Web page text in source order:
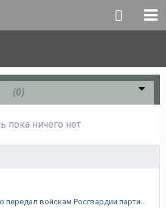
(0)
пока ничего нет
Ростех досрочно передал войскам Росгвардии партию командно-штабных машин Р-142НСА-Р